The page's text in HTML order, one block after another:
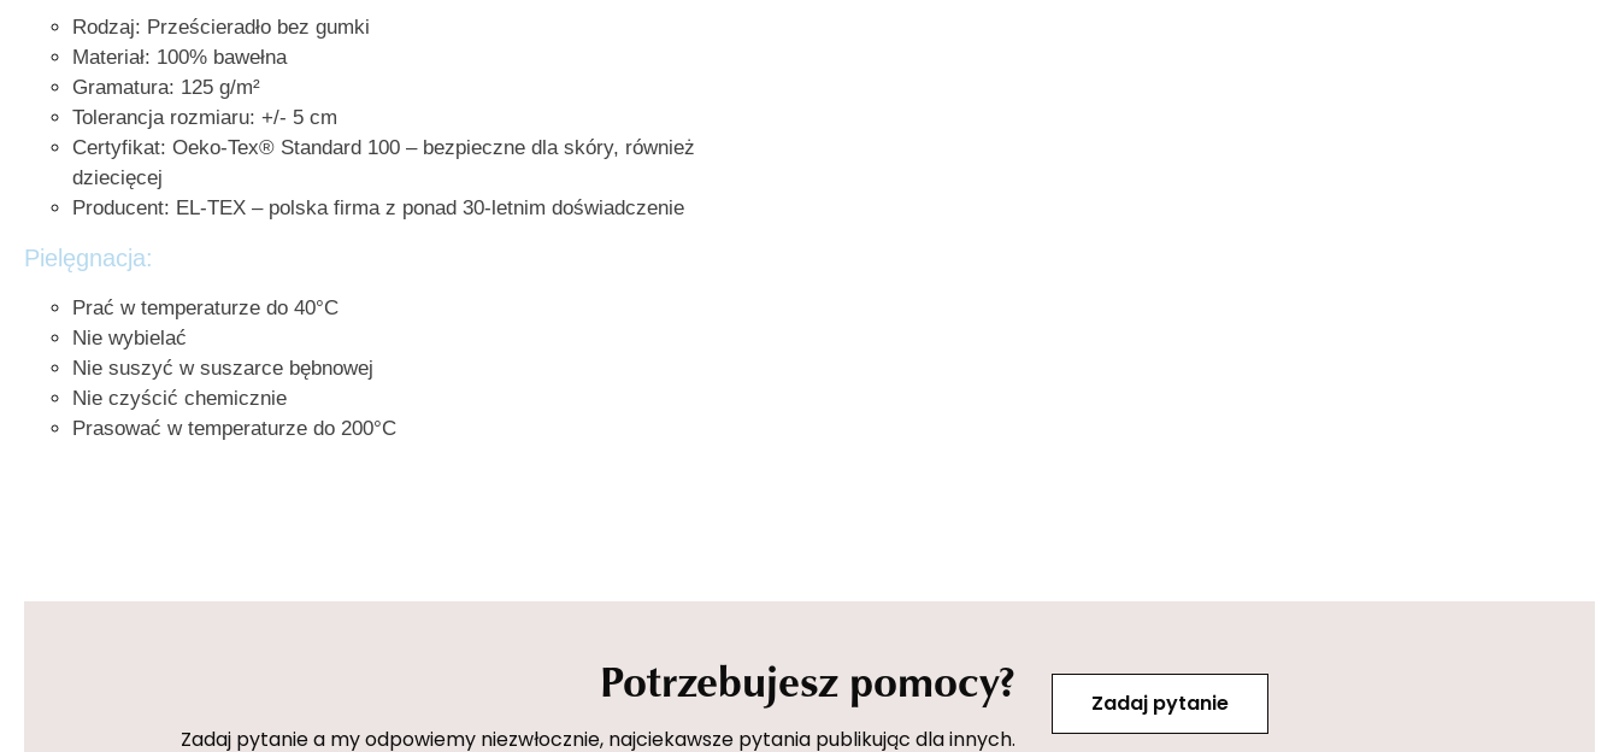
Rodzaj: Prześcieradło bez gumki
Materiał: 100% bawełna
Gramatura: 125 g/m²
Tolerancja rozmiaru: +/- 5 cm
Certyfikat: Oeko-Tex® Standard 100 – bezpieczne dla skóry, również
dziecięcej
Producent: EL-TEX – polska firma z ponad 30-letnim doświadczenie
Pielęgnacja:
Prać w temperaturze do 40°C
Nie wybielać
Nie suszyć w suszarce bębnowej
Nie czyścić chemicznie
Prasować w temperaturze do 200°C
Potrzebujesz pomocy?
Zadaj pytanie a my odpowiemy niezwłocznie, najciekawsze pytania publikując dla innych.
Zadaj pytanie